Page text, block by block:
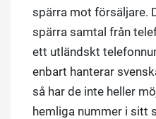
spärra mot försäljare.
spärra samtal från
ett utländskt
enbart hanterar
så har de inte heller
hemliga nummer i sitt